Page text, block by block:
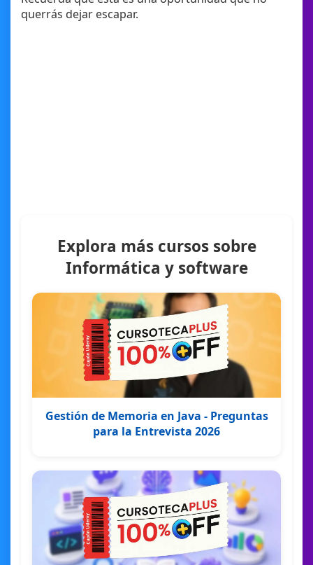
querrás dejar escapar.
Explora más cursos sobre
Informática y software
Gestión de Memoria en Java - Preguntas
para la Entrevista 2026